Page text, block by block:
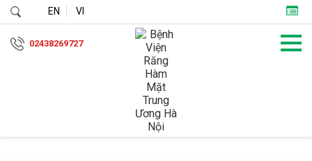
EN VI
02438269727